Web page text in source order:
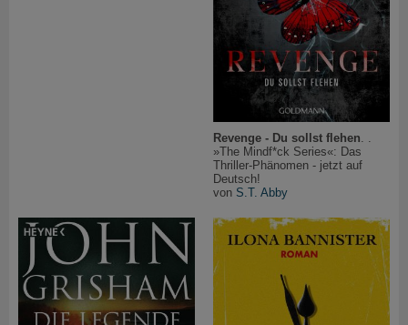
Revenge - Du sollst flehen
»The Mindf*ck Series«: Das
Thriller-Phänomen - jetzt auf
Deutsch!
von S.T. Abby